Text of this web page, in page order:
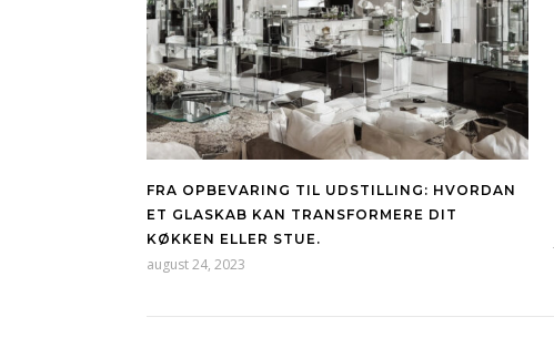
FRA OPBEVARING TIL UDSTILLING: HVORDAN
ET GLASKAB KAN TRANSFORMERE DIT
KØKKEN ELLER STUE.
august 24, 2023